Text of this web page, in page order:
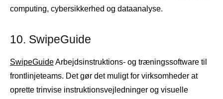
computing, cybersikkerhed og dataanalyse.
10. SwipeGuide
SwipeGuideArbejdsinstruktions- og træningssoftware til
frontlinjeteams. Det gør det muligt for virksomheder at
oprette trinvise instruktionsvejledninger og visuelle